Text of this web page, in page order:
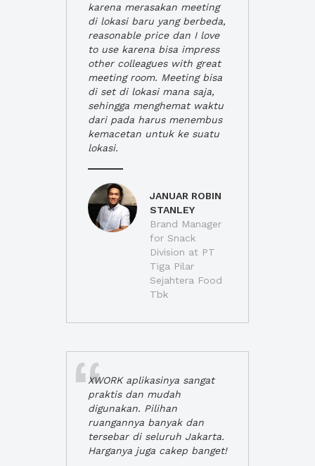
karena merasakan meeting
di lokasi baru yang berbeda,
reasonable price dan I love
to use karena bisa impress
other colleagues with great
meeting room. Meeting bisa
di set di lokasi mana saja,
sehingga menghemat waktu
dari pada harus menembus
kemacetan untuk ke suatu
lokasi.
JANUAR ROBIN
STANLEY
Brand Manager
for Snack
Division at PT
Tiga Pilar
Sejahtera Food
Tbk
XWORK aplikasinya sangat
praktis dan mudah
digunakan. Pilihan
ruangannya banyak dan
tersebar di seluruh Jakarta.
Harganya juga cakep banget!